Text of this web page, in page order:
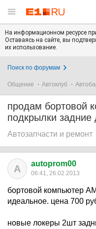
На информационном ресурсе
Оставаясь на сайте, вы
их использование.
Поиск по форумам
Общение Автоклуб
продам бортовой
подкрылки
Автозапчасти и ремонт
A autoprom00
06:41, 26.02.2013
бортовой компьютер
идеальное. цена 700
новые локеры 2шт